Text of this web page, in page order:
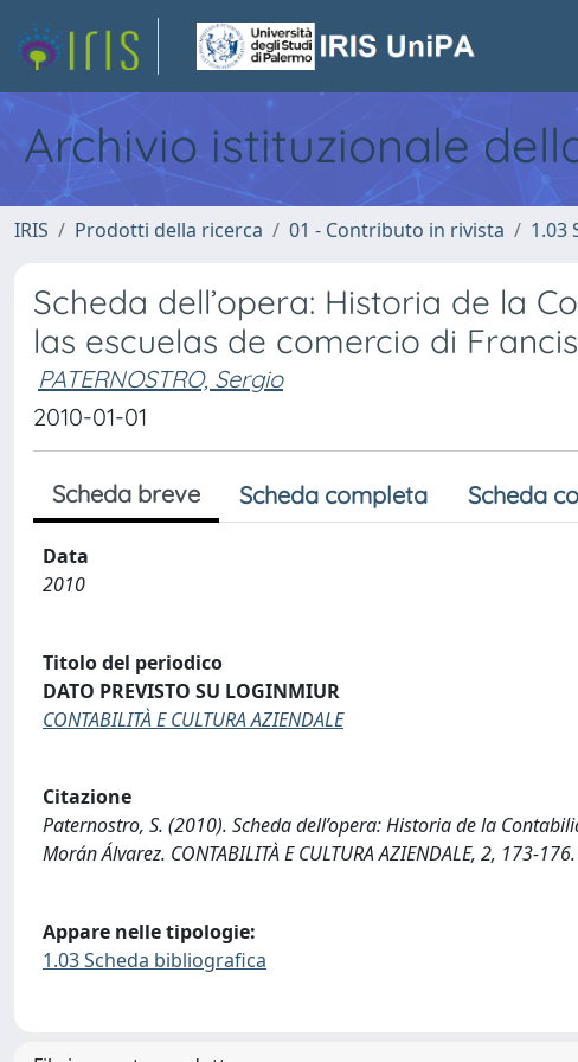
Archivio istituzionale
IRIS Prodotti della ricerca 01 - Contributo in rivista 1.03
Scheda dell’opera: Historia de la
las escuelas de comercio di
PATERNOSTRO, Sergio
2010-01-01
Scheda breve Scheda completa Scheda
Data
2010
Titolo del periodico
DATO PREVISTO SU LOGINMIUR
CONTABILITÀ E CULTURA AZIENDALE
Citazione
Paternostro, S. (2010). Scheda dell’opera: Historia de la
Morán Álvarez. CONTABILITÀ E CULTURA AZIENDALE, 2, 173-176.
Appare nelle tipologie:
1.03 Scheda bibliografica